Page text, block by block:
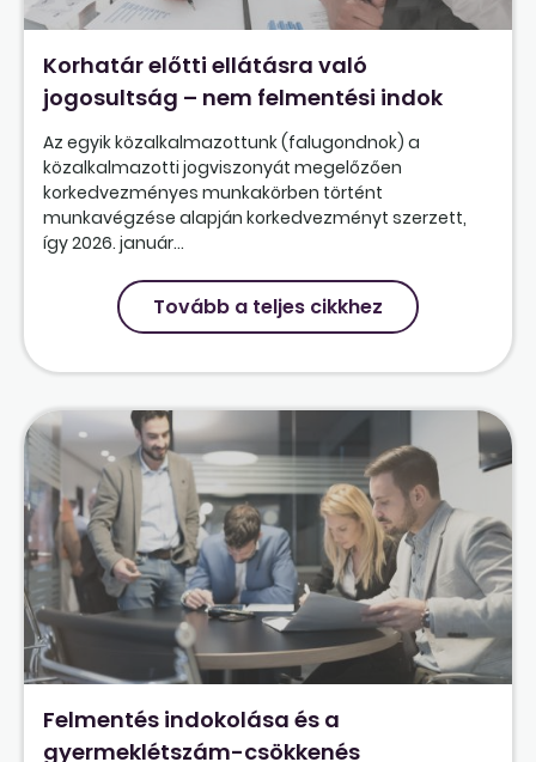
Korhatár előtti ellátásra való
jogosultság – nem felmentési indok
Az egyik közalkalmazottunk (falugondnok) a
közalkalmazotti jogviszonyát megelőzően
korkedvezményes munkakörben történt
munkavégzése alapján korkedvezményt szerzett,
így 2026. január...
Tovább a teljes cikkhez
Felmentés indokolása és a
gyermeklétszám-csökkenés